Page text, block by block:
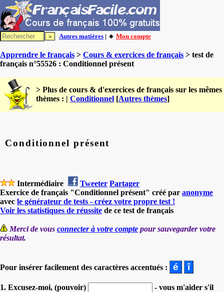
Autres matières | 🔸 Mon compte
Apprendre le français > Cours & exercices de français > test de
français n°55526 : Conditionnel présent
> Plus de cours & d'exercices de français sur les mêmes
thèmes : | Conditionnel [Autres thèmes]
Conditionnel présent
Intermédiaire Tweeter Partager
Exercice de français "Conditionnel présent" créé par anonyme
avec le générateur de tests - créez votre propre test !
Voir les statistiques de réussite de ce test de français
Merci de vous connecter à votre compte pour sauvegarder votre
résultat.
Pour insérer facilement des caractères accentués :
1. Excusez-moi, (pouvoir)
- vous m'aider s'il